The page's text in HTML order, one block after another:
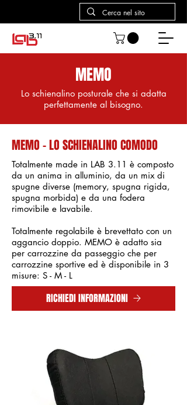
MEMO
Lo schienalino posturale che si adatta
perfettamente al bisogno.
MEMO - LO SCHIENALINO COMODO
Totalmente made in LAB 3.11 è composto
da un anima in alluminio, da un mix di
spugne diverse (memory, spugna rigida,
spugna morbida) e da una fodera
rimovibile e lavabile.
Totalmente regolabile è brevettato con un
aggancio doppio. MEMO è adatto sia
per carrozzine da passeggio che per
carrozzine sportive ed è disponibile in 3
misure: S - M - L
RICHIEDI INFORMAZIONI